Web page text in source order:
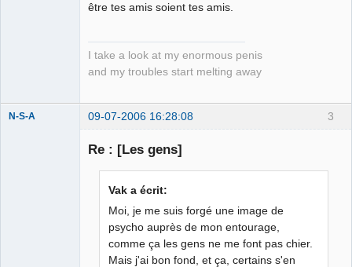
être tes amis soient tes amis.
I take a look at my enormous penis
and my troubles start melting away
3
N-S-A 09-07-2006 16:28:08
Re : [Les gens]
Vak a écrit:
Moi, je me suis forgé une image de
psycho auprès de mon entourage,
comme ça les gens ne me font pas chier.
Mais j'ai bon fond, et ça, certains s'en